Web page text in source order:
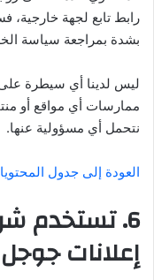
رابط تابع لجهة
بشدة بمراجعة سياسة
ليس لدينا أي سيطرة
ممارسات أي مواقع أو
نتحمل أي مسؤولية عنها.
العودة إلى جدول
6. تستخدم
إعلانات